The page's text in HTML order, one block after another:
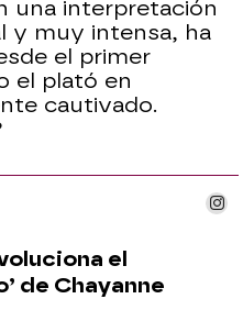
una interpretación
y muy intensa, ha
el primer
el plató en
cautivado.
el
de Chayanne